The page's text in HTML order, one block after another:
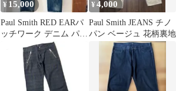
¥ 15,000
Paul Smith RED EARパ
ッチワーク デニム パン
ツ 刺し子
¥4,000
Paul Smith JEANS チノ
パン ベージュ 花柄裏地